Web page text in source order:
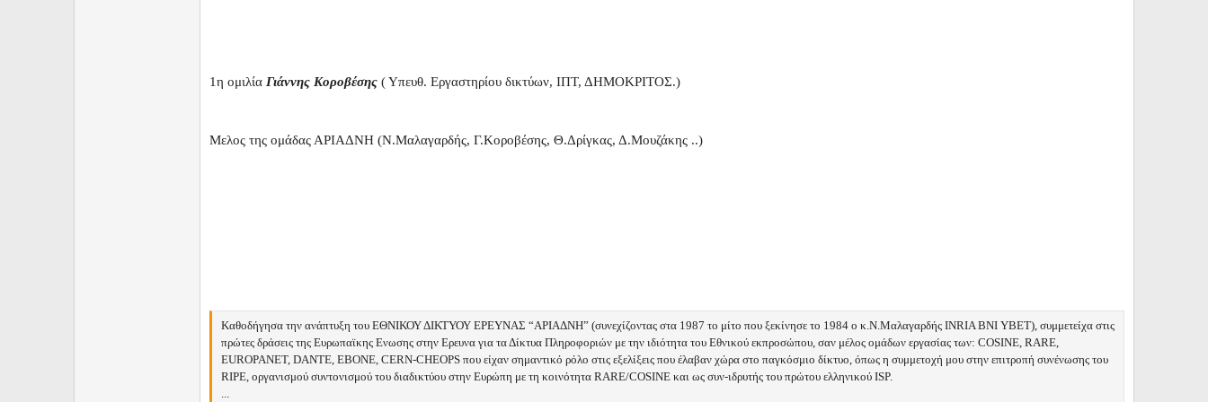
1η ομιλία Γιάννης Κοροβέσης ( Υπευθ. Εργαστηρίου δικτύων, ΙΠΤ, ΔΗΜΟΚΡΙΤΟΣ.)
Μελος της ομάδας ΑΡΙΑΔΝΗ (Ν.Μαλαγαρδής, Γ.Κοροβέσης, Θ.Δρίγκας, Δ.Μουζάκης ..)
Kαθοδήγησα την ανάπτυξη του ΕΘΝΙΚΟΥ ΔΙΚΤΥΟΥ ΕΡΕΥΝΑΣ “ΑΡΙΑΔΝΗ” (συνεχίζοντας στα 1987 το μίτο που ξεκίνησε το 1984 ο κ.Ν.Μαλαγαρδής INRIA ΒΝΙ ΥΒΕΤ), συμμετείχα στις
πρώτες δράσεις της Ευρωπαϊκης Ενωσης στην Ερευνα για τα Δίκτυα Πληροφοριών με την ιδιότητα του Εθνικού εκπροσώπου, σαν μέλος ομάδων εργασίας των: COSINE, RARE,
EUROPANET, DANTE, EBONE, CERN-CHEOPS που είχαν σημαντικό ρόλο στις εξελίξεις που έλαβαν χώρα στο παγκόσμιο δίκτυο, όπως η συμμετοχή μου στην επιτροπή συνένωσης του
RIPE, οργανισμού συντονισμού του διαδικτύου στην Ευρώπη με τη κοινότητα RARE/COSINE και ως συν-ιδρυτής του πρώτου ελληνικού ISP.